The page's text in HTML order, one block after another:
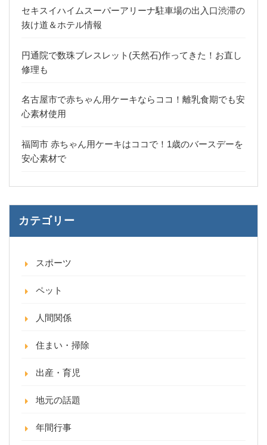
セキスイハイムスーパーアリーナ駐車場の出入口渋滞の
抜け道＆ホテル情報
円通院で数珠ブレスレット(天然石)作ってきた！お直し
修理も
名古屋市で赤ちゃん用ケーキならココ！離乳食期でも安
心素材使用
福岡市 赤ちゃん用ケーキはココで！1歳のバースデーを
安心素材で
カテゴリー
スポーツ
ペット
人間関係
住まい・掃除
出産・育児
地元の話題
年間行事